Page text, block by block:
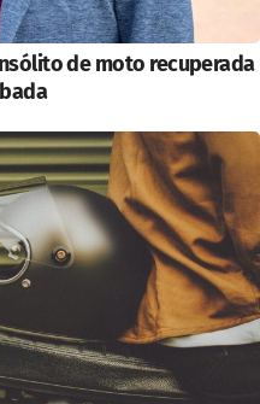
de moto recuperada